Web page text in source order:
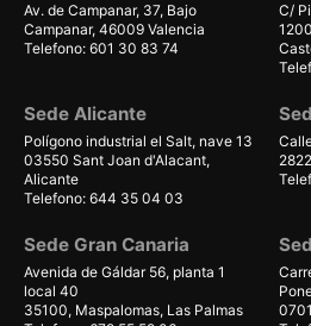
Av. de Campanar, 37, Bajo
Campanar, 46009 Valencia
Telefono: 601 30 83 74
C/
Sede Alicante
Polígono industrial el Salt, nave 13
03550 Sant Joan d'Alacant,
Alicante
Telefono: 644 35 04 03
Sede Gran Canaria
Avenida de Gáldar 56, planta 1
local 40
35100, Maspalomas, Las Palmas